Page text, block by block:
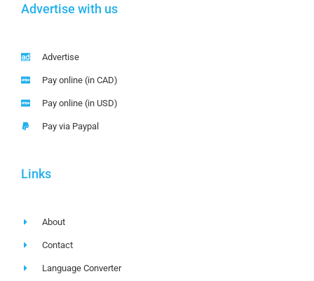
Advertise with us
Advertise
Pay online (in CAD)
Pay online (in USD)
Pay via Paypal
Links
About
Contact
Language Converter